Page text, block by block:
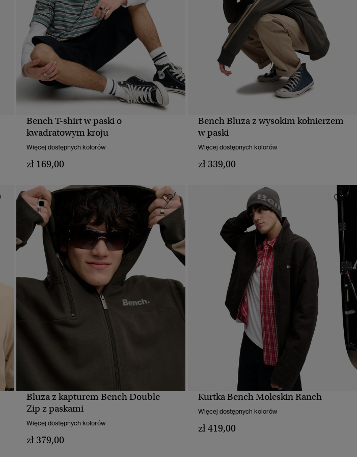
SZYBKI PODGLĄD
Bench T-shirt w paski o
kwadratowym kroju
Więcej dostępnych kolorów
zł 169,00
SZYBKI PODGLĄD
Bench Bluza z wysokim kołnierzem
w paski
Więcej dostępnych kolorów
zł 339,00
SZYBKI PODGLĄD
Bluza z kapturem Bench Double
Zip z paskami
Więcej dostępnych kolorów
zł 379,00
Kurtka Bench Moleskin Ranch
Więcej dostępnych kolorów
zł 419,00